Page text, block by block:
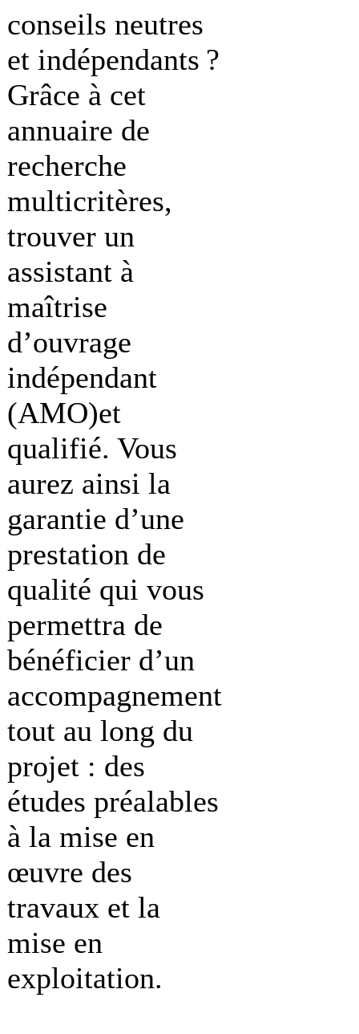
conseils neutres
et indépendants ?
Grâce à cet
annuaire de
recherche
multicritères,
trouver un
assistant à
maîtrise
d’ouvrage
indépendant
(AMO)et
qualifié. Vous
aurez ainsi la
garantie d’une
prestation de
qualité qui vous
permettra de
bénéficier d’un
accompagnement
tout au long du
projet : des
études préalables
à la mise en
œuvre des
travaux et la
mise en
exploitation.